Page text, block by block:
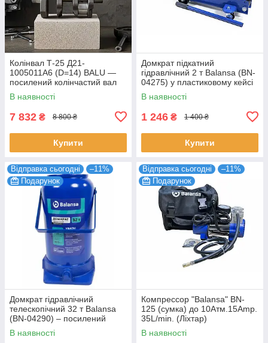
Колінвал Т-25 Д21-
1005011А6 (D=14) BALU —
посилений колінчастий вал
для двигуна Д-21 (Індія)
В наявності
7 832 ₴ 8 800 ₴
Купити
Домкрат підкатний
гідравлічний 2 т Balansa (BN-
04275) у пластиковому кейсі
В наявності
1 246 ₴ 1 400 ₴
Купити
Відправка сьогодні
–11%
Подарунок
Домкрат гідравлічний
телескопічний 32 т Balansa
(BN-04290) – посилений
пляшковий домкрат для
вантажівок та сільгосптехніки
В наявності
Відправка сьогодні
–11%
Подарунок
Компрессор "Balansa" BN-
125 (сумка) до 10Атм.15Amp.
35L/min. (Ліхтар)
В наявності